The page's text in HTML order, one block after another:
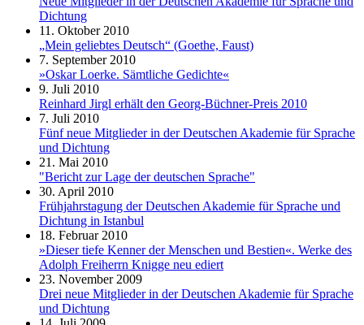
Dichtung
11. Oktober 2010
„Mein geliebtes Deutsch“ (Goethe, Faust)
7. September 2010
»Oskar Loerke. Sämtliche Gedichte«
9. Juli 2010
Reinhard Jirgl erhält den Georg-Büchner-Preis 2010
7. Juli 2010
Fünf neue Mitglieder in der Deutschen Akademie für Sprache
und Dichtung
21. Mai 2010
"Bericht zur Lage der deutschen Sprache"
30. April 2010
Frühjahrstagung der Deutschen Akademie für Sprache und
Dichtung in Istanbul
18. Februar 2010
»Dieser tiefe Kenner der Menschen und Bestien«. Werke des
Adolph Freiherrn Knigge neu ediert
23. November 2009
Drei neue Mitglieder in der Deutschen Akademie für Sprache
und Dichtung